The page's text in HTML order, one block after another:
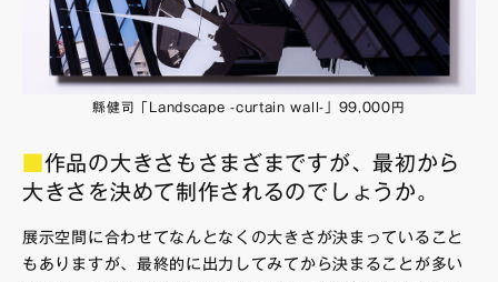
縣健司「Landscape -curtain wall-」99,000円
作品の大きさもさまざまですが、最初から
大きさを決めて制作されるのでしょうか。
展示空間に合わせてなんとなくの大きさが決まっていること
もありますが、最終的に出力してみてから決まることが多い